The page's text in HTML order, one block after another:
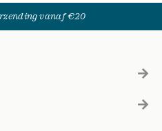
vanaf €20